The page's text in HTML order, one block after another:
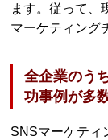
ます。従って、
マーケティング
全企業のう
功事例が多
SNSマーケティ